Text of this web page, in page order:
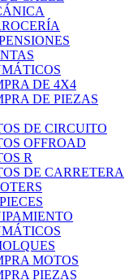
DE 4X4
DE PIEZAS
DE CIRCUITO
OFFROAD
R
DE CARRETERA
MOTOS
PIEZAS